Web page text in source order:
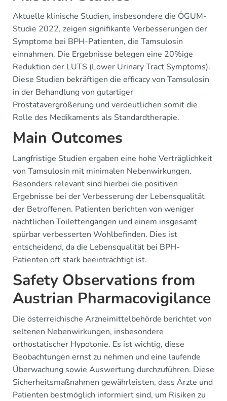
Aktuelle klinische Studien, insbesondere die ÖGUM-
Studie 2022, zeigen signifikante Verbesserungen der
Symptome bei BPH-Patienten, die Tamsulosin
einnahmen. Die Ergebnisse belegen eine 20%ige
Reduktion der LUTS (Lower Urinary Tract Symptoms).
Diese Studien bekräftigen die efficacy von Tamsulosin
in der Behandlung von gutartiger
Prostatavergrößerung und verdeutlichen somit die
Rolle des Medikaments als Standardtherapie.
Main Outcomes
Langfristige Studien ergaben eine hohe Verträglichkeit
von Tamsulosin mit minimalen Nebenwirkungen.
Besonders relevant sind hierbei die positiven
Ergebnisse bei der Verbesserung der Lebensqualität
der Betroffenen. Patienten berichten von weniger
nächtlichen Toilettengängen und einem insgesamt
spürbar verbesserten Wohlbefinden. Dies ist
entscheidend, da die Lebensqualität bei BPH-
Patienten oft stark beeinträchtigt ist.
Safety Observations from
Austrian Pharmacovigilance
Die österreichische Arzneimittelbehörde berichtet von
seltenen Nebenwirkungen, insbesondere
orthostatischer Hypotonie. Es ist wichtig, diese
Beobachtungen ernst zu nehmen und eine laufende
Überwachung sowie Auswertung durchzuführen. Diese
Sicherheitsmaßnahmen gewährleisten, dass Ärzte und
Patienten bestmöglich informiert sind, um Risiken zu